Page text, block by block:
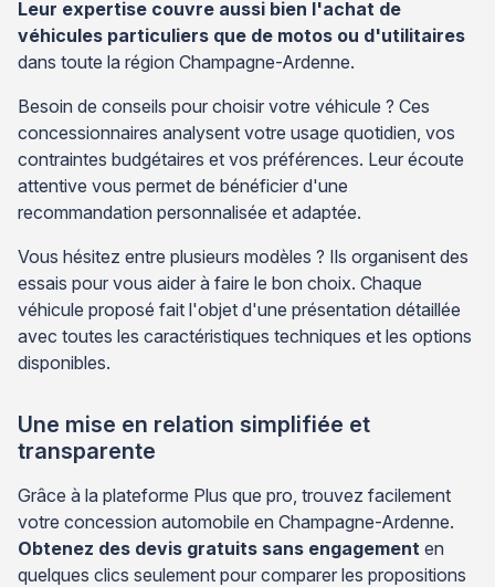
Leur expertise couvre aussi bien l'achat de
véhicules particuliers que de motos ou d'utilitaires
dans toute la région Champagne-Ardenne.
Besoin de conseils pour choisir votre véhicule ? Ces
concessionnaires analysent votre usage quotidien, vos
contraintes budgétaires et vos préférences. Leur écoute
attentive vous permet de bénéficier d'une
recommandation personnalisée et adaptée.
Vous hésitez entre plusieurs modèles ? Ils organisent des
essais pour vous aider à faire le bon choix. Chaque
véhicule proposé fait l'objet d'une présentation détaillée
avec toutes les caractéristiques techniques et les options
disponibles.
Une mise en relation simplifiée et
transparente
Grâce à la plateforme Plus que pro, trouvez facilement
votre concession automobile en Champagne-Ardenne.
Obtenez des devis gratuits sans engagement en
quelques clics seulement pour comparer les propositions